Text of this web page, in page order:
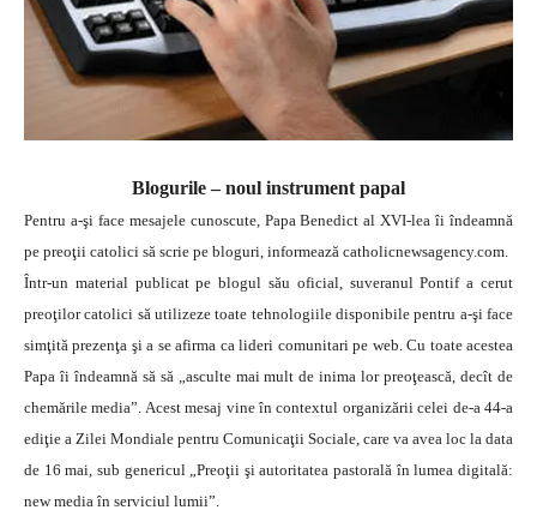
Blogurile – noul instrument papal
Pentru a-şi face mesajele cunoscute, Papa Benedict al XVI-lea îi îndeamnă
pe preoţii catolici să scrie pe bloguri, informează catholicnewsagency.com.
Într-un material publicat pe blogul său oficial, suveranul Pontif a cerut
preoţilor catolici să utilizeze toate tehnologiile disponibile pentru a-şi face
simţită prezenţa şi a se afirma ca lideri comunitari pe web. Cu toate acestea
Papa îi îndeamnă să să „asculte mai mult de inima lor preoţească, decît de
chemările media”. Acest mesaj vine în contextul organizării celei de-a 44-a
ediţie a Zilei Mondiale pentru Comunicaţii Sociale, care va avea loc la data
de 16 mai, sub genericul „Preoţii şi autoritatea pastorală în lumea digitală:
new media în serviciul lumii”.